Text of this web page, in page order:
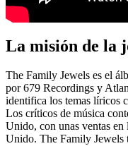
La misión de la
The Family Jewels es el
por 679 Recordings y
identifica los temas líricos
Los críticos de música
Unido, con unas ventas
Unido. The Family Jewels